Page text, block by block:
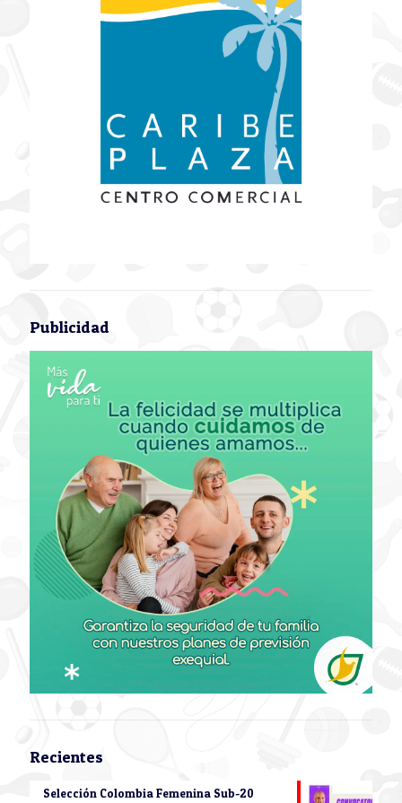
Publicidad
Recientes
Selección Colombia Femenina Sub-20